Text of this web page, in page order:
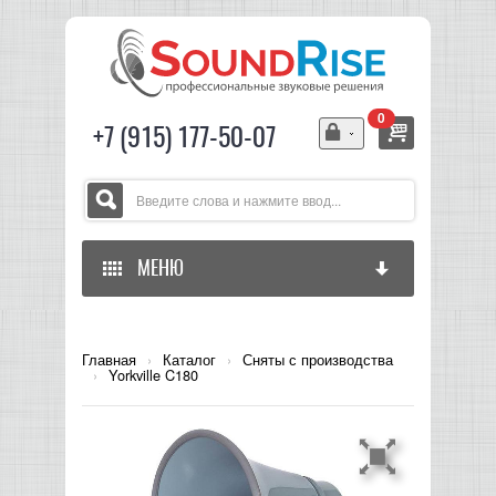
+7 (915) 177-50-07
0
МЕНЮ
ЗВУКОВОЕ ОБОРУДОВАНИЕ
МИКШЕРЫ АНАЛОГОВЫЕ
СВЕТОВОЕ ОБОРУДОВАНИЕ
Главная › Каталог › Сняты с производства
› Yorkville C180